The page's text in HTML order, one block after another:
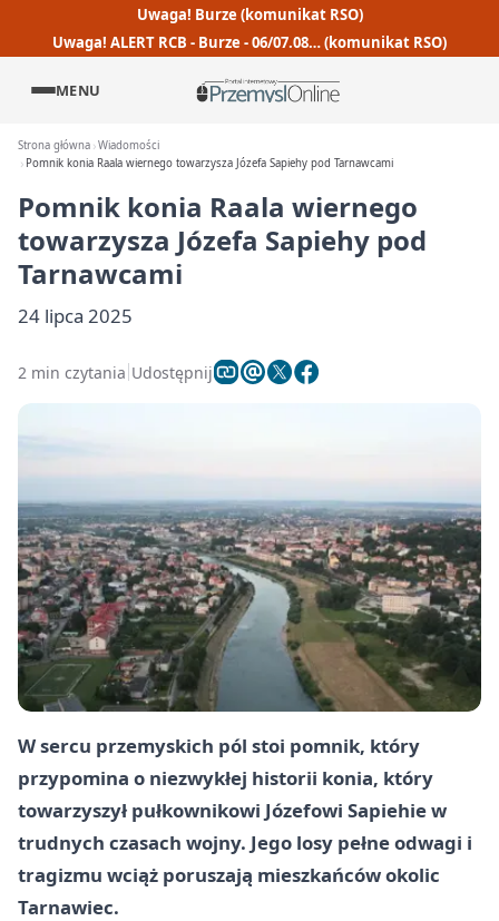
Uwaga! Burze (komunikat RSO)
Uwaga! ALERT RCB - Burze - 06/07.08… (komunikat RSO)
MENU
Strona główna Wiadomości
Pomnik konia Raala wiernego towarzysza Józefa Sapiehy pod Tarnawcami
Pomnik konia Raala wiernego
towarzysza Józefa Sapiehy pod
Tarnawcami
24 lipca 2025
2 min czytania Udostępnij
W sercu przemyskich pól stoi pomnik, który
przypomina o niezwykłej historii konia, który
towarzyszył pułkownikowi Józefowi Sapiehie w
trudnych czasach wojny. Jego losy pełne odwagi i
tragizmu wciąż poruszają mieszkańców okolic
Tarnawiec.